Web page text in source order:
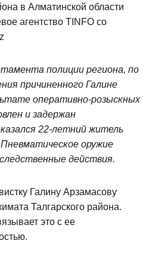
в Алматинской области
агентство TINFO со
полиции региона, по
причиненного Галине
оперативно-розыскных
и задержан
22-летний житель
оружие
действия.
Галину Арзамасову
Талгарского района.
это с ее